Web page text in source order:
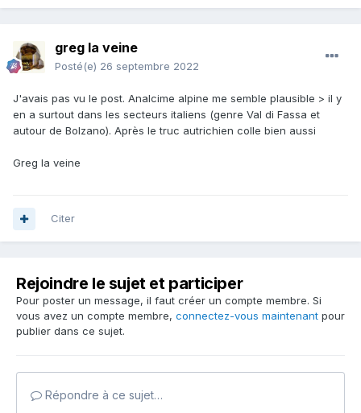
greg la veine
Posté(e) 26 septembre 2022
J'avais pas vu le post. Analcime alpine me semble plausible > il y
en a surtout dans les secteurs italiens (genre Val di Fassa et
autour de Bolzano). Après le truc autrichien colle bien aussi
Greg la veine
Citer
Rejoindre le sujet et participer
Pour poster un message, il faut créer un compte membre. Si
vous avez un compte membre, connectez-vous maintenant pour
publier dans ce sujet.
Répondre à ce sujet…